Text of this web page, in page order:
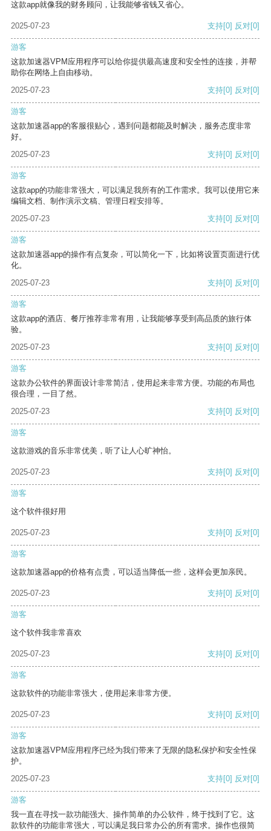
这款app就像我的财务顾问，让我能够省钱又省心。
2025-07-23 支持[0] 反对[0]
游客
这款加速器VPM应用程序可以给你提供最高速度和安全性的连接，并帮
助你在网络上自由移动。
2025-07-23
支持[0] 反对[0]
游客
这款加速器app的客服很贴心，遇到问题都能及时解决，服务态度非常
好。
2025-07-23
支持[0] 反对[0]
游客
这款app的功能非常强大，可以满足我所有的工作需求。我可以使用它来
编辑文档、制作演示文稿、管理日程安排等。
2025-07-23
支持[0] 反对[0]
游客
这款加速器app的操作有点复杂，可以简化一下，比如将设置页面进行优
化。
2025-07-23
支持[0] 反对[0]
游客
这款app的酒店、餐厅推荐非常有用，让我能够享受到高品质的旅行体
验。
2025-07-23
支持[0] 反对[0]
游客
这款办公软件的界面设计非常简洁，使用起来非常方便。功能的布局也
很合理，一目了然。
2025-07-23
支持[0] 反对[0]
游客
这款游戏的音乐非常优美，听了让人心旷神怡。
2025-07-23 支持[0] 反对[0]
游客
这个软件很好用
2025-07-23 支持[0] 反对[0]
游客
这款加速器app的价格有点贵，可以适当降低一些，这样会更加亲民。
2025-07-23 支持[0] 反对[0]
游客
这个软件我非常喜欢
2025-07-23 支持[0] 反对[0]
游客
这款软件的功能非常强大，使用起来非常方便。
2025-07-23 支持[0] 反对[0]
游客
这款加速器VPM应用程序已经为我们带来了无限的隐私保护和安全性保
护。
2025-07-23
支持[0] 反对[0]
游客
我一直在寻找一款功能强大、操作简单的办公软件，终于找到了它。这
款软件的功能非常强大，可以满足我日常办公的所有需求。操作也很简